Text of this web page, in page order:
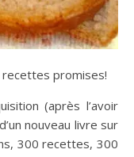
promises!
(après l’avoir
nouveau livre sur
300 recettes, 300